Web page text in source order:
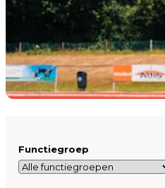
Functiegroep